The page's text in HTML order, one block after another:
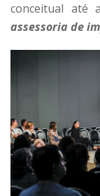
conceitual até
assessoria de